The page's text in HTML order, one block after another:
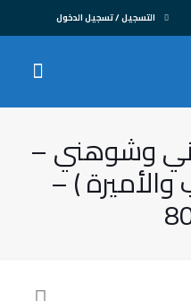
التسجيل / تسجيل الدخول
وشوهني –
والأميرة ) –